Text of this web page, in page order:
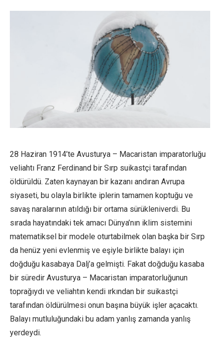
28 Haziran 1914’te Avusturya – Macaristan imparatorluğu
veliahtı Franz Ferdinand bir Sırp suikastçi tarafından
öldürüldü. Zaten kaynayan bir kazanı andıran Avrupa
siyaseti, bu olayla birlikte iplerin tamamen koptuğu ve
savaş naralarının atıldığı bir ortama sürükleniverdi. Bu
sırada hayatındaki tek amacı Dünya’nın iklim sistemini
matematiksel bir modele oturtabilmek olan başka bir Sırp
da henüz yeni evlenmiş ve eşiyle birlikte balayı için
doğduğu kasabaya Dalj’a gelmişti. Fakat doğduğu kasaba
bir süredir Avusturya – Macaristan imparatorluğunun
toprağıydı ve veliahtın kendi ırkından bir suikastçi
tarafından öldürülmesi onun başına büyük işler açacaktı.
Balayı mutluluğundaki bu adam yanlış zamanda yanlış
yerdeydi.